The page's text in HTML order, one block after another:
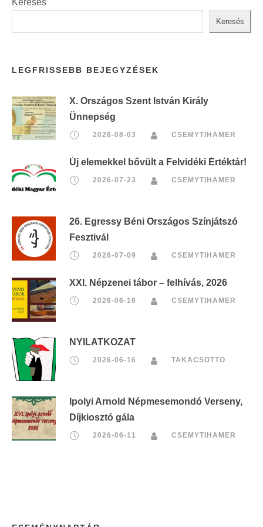
Keresés
Keresés
LEGFRISSEBB BEJEGYZÉSEK
X. Országos Szent István Király
Ünnepség
2026-08-03 CSEMYTIHAMER
Új elemekkel bővült a Felvidéki Értéktár!
2026-07-23 CSEMYTIHAMER
26. Egressy Béni Országos Színjátszó
Fesztivál
2026-07-09 CSEMYTIHAMER
XXI. Népzenei tábor – felhívás, 2026
2026-06-16 CSEMYTIHAMER
NYILATKOZAT
2026-06-16 TAKACSOTTO
Ipolyi Arnold Népmesemondó Verseny,
Díjkiosztó gála
2026-06-11 CSEMYTIHAMER